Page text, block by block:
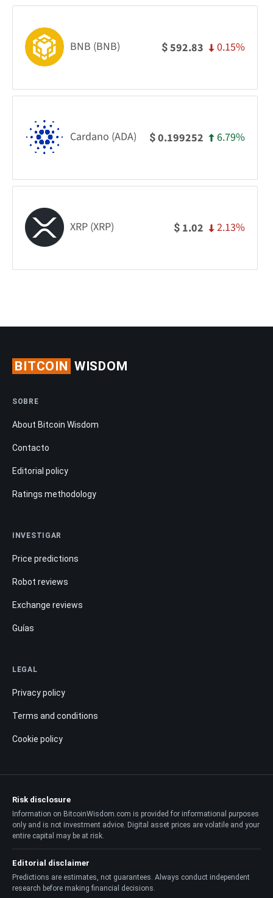
BNB (BNB) $592.83 0.15%
Cardano (ADA) $0.199252 6.79%
XRP (XRP) $ 1.02 2.13%
BITCOIN WISDOM
SOBRE
About Bitcoin Wisdom
Contacto
Editorial policy
Ratings methodology
INVESTIGAR
Price predictions
Robot reviews
Exchange reviews
Guías
LEGAL
Privacy policy
Terms and conditions
Cookie policy
Risk disclosure
Information on BitcoinWisdom.com is provided for informational purposes
only and is not investment advice. Digital asset prices are volatile and your
entire capital may be at risk.
Editorial disclaimer
Predictions are estimates, not guarantees. Always conduct independent
research before making financial decisions.